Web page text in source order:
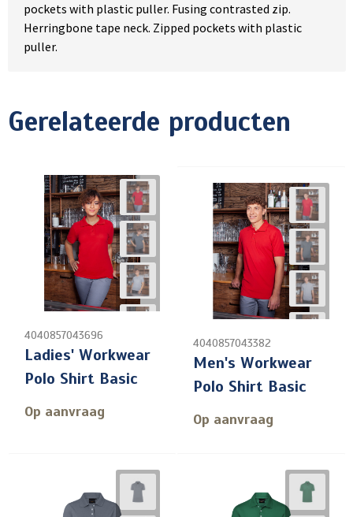
pockets with plastic puller. Fusing contrasted zip.
Herringbone tape neck. Zipped pockets with plastic
puller.
Gerelateerde producten
4040857043696
Ladies' Workwear
Polo Shirt Basic
Op aanvraag
4040857043382
Men's Workwear
Polo Shirt Basic
Op aanvraag